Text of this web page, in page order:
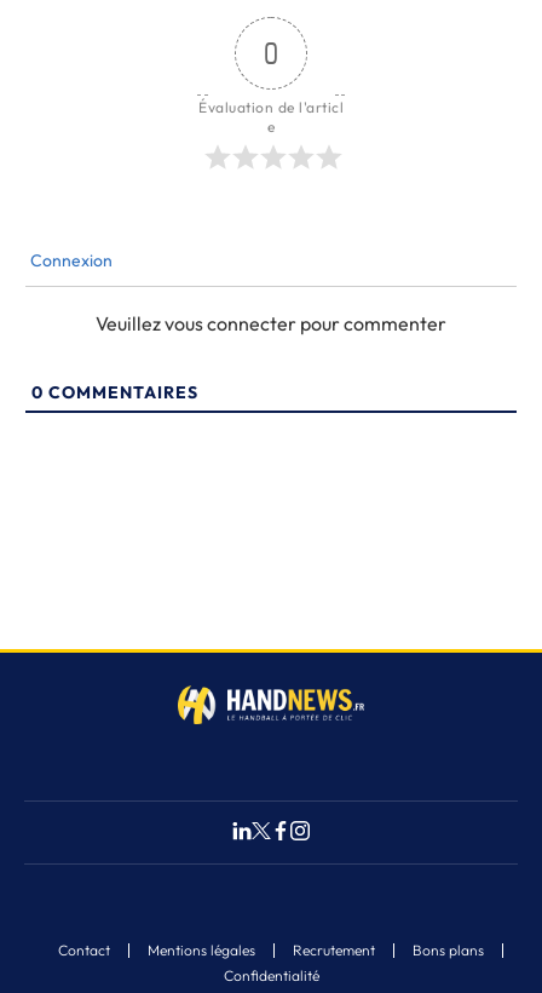
0
Évaluation de l'articl
e
Connexion
Veuillez vous connecter pour commenter
0 COMMENTAIRES
Contact Mentions légales Recrutement
Bons plans
Confidentialité